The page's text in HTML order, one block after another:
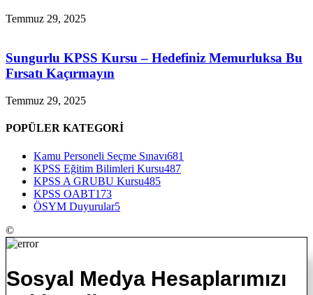
Temmuz 29, 2025
Sungurlu KPSS Kursu – Hedefiniz Memurluksa Bu
Fırsatı Kaçırmayın
Temmuz 29, 2025
POPÜLER KATEGORİ
Kamu Personeli Seçme Sınavı681
KPSS Eğitim Bilimleri Kursu487
KPSS A GRUBU Kursu485
KPSS OABT173
ÖSYM Duyurular5
©
Sosyal Medya Hesaplarımızı